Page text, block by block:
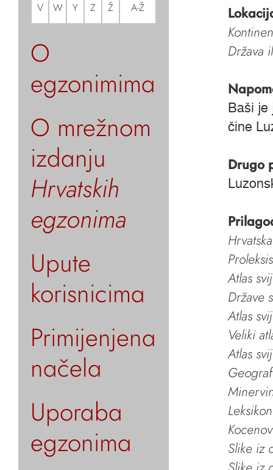
V W Y Z Ž A-Ž
O
egzonimima
O mrežnom
izdanju
Hrvatskih
egzonima
Upute
korisnicima
Primijenjena
načela
Uporaba
egzonima
Država
Baši je
čine
Drugo
Atlas
Države
Atlas
Veliki
Atlas
Slike iz